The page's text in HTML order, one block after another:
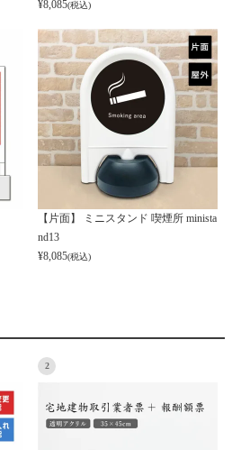
¥8,085(税込)
【片面】 ミニスタンド 喫煙所 minista
nd13
¥8,085(税込)
2